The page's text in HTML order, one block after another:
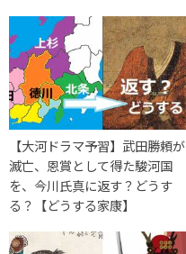
【大河ドラマ予習】武田勝頼が
滅亡、恩賞として得た駿河国
を、今川氏真に返す？どうす
る？【どうする家康】